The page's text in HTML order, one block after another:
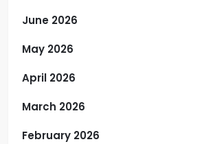
June 2026
May 2026
April 2026
March 2026
February 2026